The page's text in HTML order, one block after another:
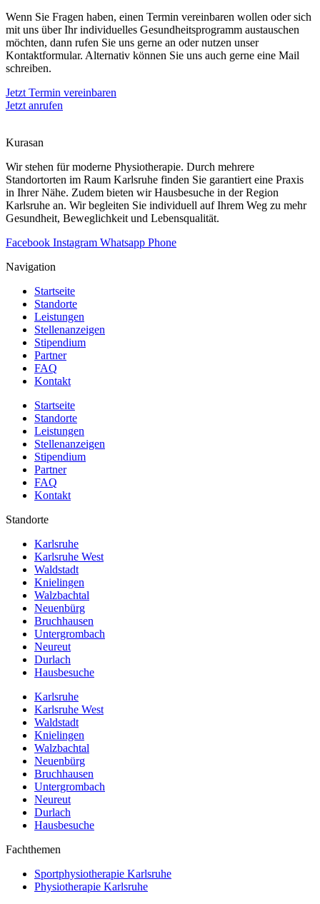
Wenn Sie Fragen haben, einen Termin vereinbaren wollen oder sich
mit uns über Ihr individuelles Gesundheitsprogramm austauschen
möchten, dann rufen Sie uns gerne an oder nutzen unser
Kontaktformular. Alternativ können Sie uns auch gerne eine Mail
schreiben.
Jetzt Termin vereinbaren
Jetzt anrufen
Kurasan
Wir stehen für moderne Physiotherapie. Durch mehrere
Standortorten im Raum Karlsruhe finden Sie garantiert eine Praxis
in Ihrer Nähe. Zudem bieten wir Hausbesuche in der Region
Karlsruhe an. Wir begleiten Sie individuell auf Ihrem Weg zu mehr
Gesundheit, Beweglichkeit und Lebensqualität.
Facebook Instagram Whatsapp Phone
Navigation
Startseite
Standorte
Leistungen
Stellenanzeigen
Stipendium
Partner
FAQ
Kontakt
Startseite
Standorte
Leistungen
Stellenanzeigen
Stipendium
Partner
FAQ
Kontakt
Standorte
Karlsruhe
Karlsruhe West
Waldstadt
Knielingen
Walzbachtal
Neuenbürg
Bruchhausen
Untergrombach
Neureut
Durlach
Hausbesuche
Karlsruhe
Karlsruhe West
Waldstadt
Knielingen
Walzbachtal
Neuenbürg
Bruchhausen
Untergrombach
Neureut
Durlach
Hausbesuche
Fachthemen
Sportphysiotherapie Karlsruhe
Physiotherapie Karlsruhe